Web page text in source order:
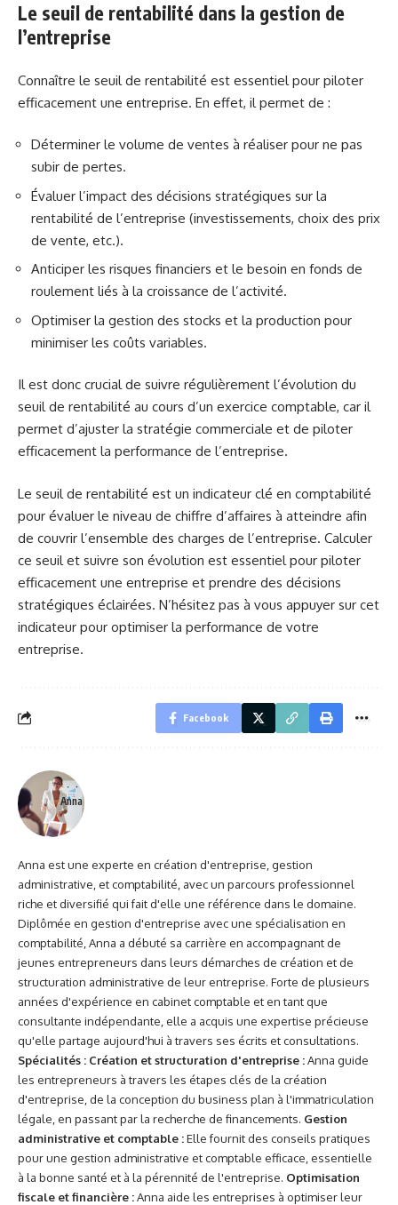
Le seuil de rentabilité dans la gestion de
l’entreprise
Connaître le seuil de rentabilité est essentiel pour piloter
efficacement une entreprise. En effet, il permet de :
Déterminer le volume de ventes à réaliser pour ne pas
subir de pertes.
Évaluer l’impact des décisions stratégiques sur la
rentabilité de l’entreprise (investissements, choix des prix
de vente, etc.).
Anticiper les risques financiers et le besoin en fonds de
roulement liés à la croissance de l’activité.
Optimiser la gestion des stocks et la production pour
minimiser les coûts variables.
Il est donc crucial de suivre régulièrement l’évolution du
seuil de rentabilité au cours d’un exercice comptable, car il
permet d’ajuster la stratégie commerciale et de piloter
efficacement la performance de l’entreprise.
Le seuil de rentabilité est un indicateur clé en comptabilité
pour évaluer le niveau de chiffre d’affaires à atteindre afin
de couvrir l’ensemble des charges de l’entreprise. Calculer
ce seuil et suivre son évolution est essentiel pour piloter
efficacement une entreprise et prendre des décisions
stratégiques éclairées. N’hésitez pas à vous appuyer sur cet
indicateur pour optimiser la performance de votre
entreprise.
Facebook
Anna
Anna est une experte en création d'entreprise, gestion
administrative, et comptabilité, avec un parcours professionnel
riche et diversifié qui fait d'elle une référence dans le domaine.
Diplômée en gestion d'entreprise avec une spécialisation en
comptabilité, Anna a débuté sa carrière en accompagnant de
jeunes entrepreneurs dans leurs démarches de création et de
structuration administrative de leur entreprise. Forte de plusieurs
années d'expérience en cabinet comptable et en tant que
consultante indépendante, elle a acquis une expertise précieuse
qu'elle partage aujourd'hui à travers ses écrits et consultations.
Spécialités : Création et structuration d'entreprise :Anna guide
les entrepreneurs à travers les étapes clés de la création
d'entreprise, de la conception du business plan à l'immatriculation
légale, en passant par la recherche de financements. Gestion
administrative et comptable :Elle fournit des conseils pratiques
pour une gestion administrative et comptable efficace, essentielle
à la bonne santé et à la pérennité de l'entreprise. Optimisation
fiscale et financière :Anna aide les entreprises à optimiser leur